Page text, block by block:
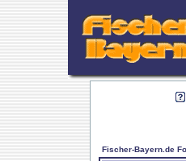
Fischer-Bayern.de